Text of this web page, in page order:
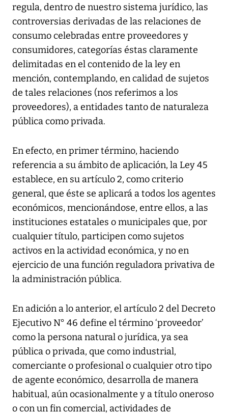
regula, dentro de nuestro sistema jurídico, las
controversias derivadas de las relaciones de
consumo celebradas entre proveedores y
consumidores, categorías éstas claramente
delimitadas en el contenido de la ley en
mención, contemplando, en calidad de sujetos
de tales relaciones (nos referimos a los
proveedores), a entidades tanto de naturaleza
pública como privada.
En efecto, en primer término, haciendo
referencia a su ámbito de aplicación, la Ley 45
establece, en su artículo 2, como criterio
general, que éste se aplicará a todos los agentes
económicos, mencionándose, entre ellos, a las
instituciones estatales o municipales que, por
cualquier título, participen como sujetos
activos en la actividad económica, y no en
ejercicio de una función reguladora privativa de
la administración pública.
En adición a lo anterior, el artículo 2 del Decreto
Ejecutivo N° 46 define el término ‘proveedor’
como la persona natural o jurídica, ya sea
pública o privada, que como industrial,
comerciante o profesional o cualquier otro tipo
de agente económico, desarrolla de manera
habitual, aún ocasionalmente y a título oneroso
o con un fin comercial, actividades de